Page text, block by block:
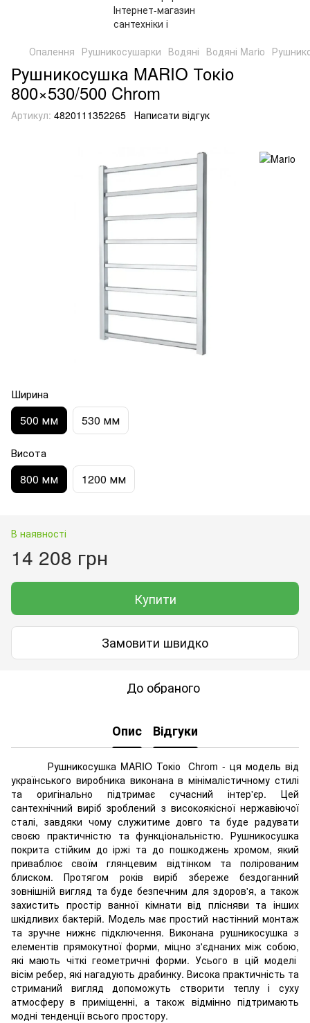
Опалення Рушникосушарки Водяні Водяні Mario
Рушникосушка MARIO Токіо
800×530/500 Chrom
Артикул: 4820111352265 Написати відгук
Ширина
500 мм 530 мм
Висота
800 мм 1200 мм
В наявності
14 208 грн
Купити
Замовити швидко
До обраного
Опис Відгуки
Рушникосушка MARIO Токіо Chrom - ця модель від
українського виробника виконана в мінімалістичному стилі
та оригінально підтримає сучасний інтер'єр. Цей
сантехнічний виріб зроблений з високоякісної нержавіючої
сталі, завдяки чому служитиме довго та буде радувати
своєю практичністю та функціональністю. Рушникосушка
покрита стійким до іржі та до пошкоджень хромом, який
приваблює своїм глянцевим відтінком та полірованим
блиском. Протягом років виріб збереже бездоганний
зовнішній вигляд та буде безпечним для здоров'я, а також
захистить простір ванної кімнати від плісняви та інших
шкідливих бактерій. Модель має простий настінний монтаж
та зручне нижнє підключення. Виконана рушникосушка з
елементів прямокутної форми, міцно з'єднаних між собою,
які мають чіткі геометричні форми. Усього в цій моделі
вісім ребер, які нагадують драбинку. Висока практичність та
стриманий вигляд допоможуть створити теплу і суху
атмосферу в приміщенні, а також відмінно підтримають
модні тенденції всього простору.